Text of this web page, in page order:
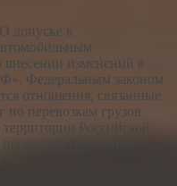
допуске к
изменений в
Федеральным законом
отношения, связанные
по перевозкам грузов
Российской
груза либо